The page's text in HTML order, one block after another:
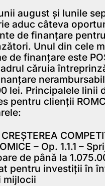
august şi lunile
aduc câteva
de finanţare pentru
Unul din cele
de finanţare este
căruia
lei. Principalele linii
pentru clienţii
– Op. 1.1.1 –
de până la
pentru investiţii în
mijlocii